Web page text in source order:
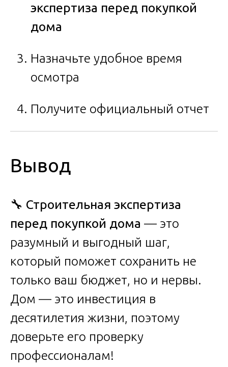
экспертиза перед покупкой
дома
Назначьте удобное время
осмотра
Получите официальный отчет
Вывод
🔧 Строительная экспертиза
перед покупкой дома — это
разумный и выгодный шаг,
который поможет сохранить не
только ваш бюджет, но и нервы.
Дом — это инвестиция в
десятилетия жизни, поэтому
доверьте его проверку
профессионалам!